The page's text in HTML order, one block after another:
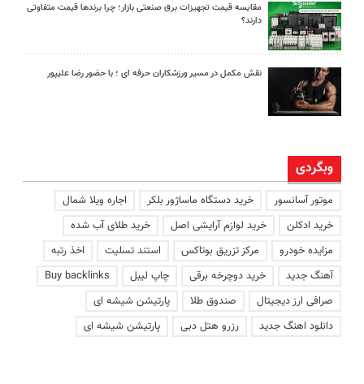
مقایسه قیمت تجهیزات برق صنعتی بازار؛ چرا برندها قیمت متفاوتی
دارند؟
نقش مکمل در مسیر ورزشکاران حرفه ای ؛ با حضور رضا علیپور
وبگردی
موتور آسانسور خرید دستگاه ماساژور بلکر
اجاره ویلا شمال
خرید ادکلن
خرید لوازم آرایشی اصل
خرید طلای آب شده
مزایده خودرو
مرکز تزریق بوتاکس استند تسلیت
اخذ رتبه
آهنگ جدید
خرید دوچرخه برقی چاپ لیبل
Buy backlinks
صرافی ارز دیجیتال
صندوق طلا
پارتیشن شیشه ای
دانلود اهنگ جدید
رزرو هتل دبی پارتیشن شیشه ای